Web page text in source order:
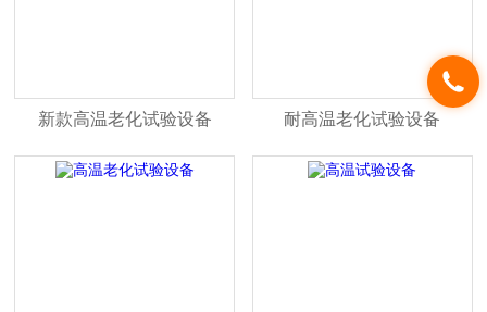
新款高温老化试验设备 耐高温老化试验设备